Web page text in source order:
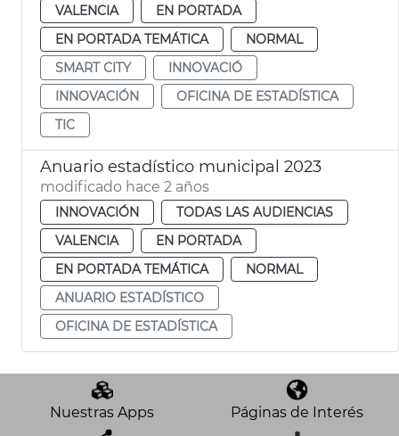
VALENCIA
EN PORTADA
EN PORTADA TEMÁTICA
NORMAL
SMART CITY
INNOVACIÓ
INNOVACIÓN
OFICINA DE ESTADÍSTICA
TIC
Anuario estadístico municipal 2023
modificado hace 2 años
INNOVACIÓN
TODAS LAS AUDIENCIAS
VALENCIA
EN PORTADA
EN PORTADA TEMÁTICA
NORMAL
ANUARIO ESTADÍSTICO
OFICINA DE ESTADÍSTICA
Nuestras Apps Páginas de Interés